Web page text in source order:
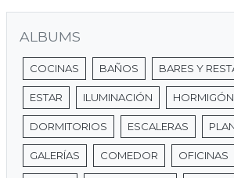
ALBUMS
COCINAS BAÑOS BARES Y
ESTAR ILUMINACIÓN HORMIGÓN
DORMITORIOS ESCALERAS
GALERÍAS COMEDOR OFICINAS